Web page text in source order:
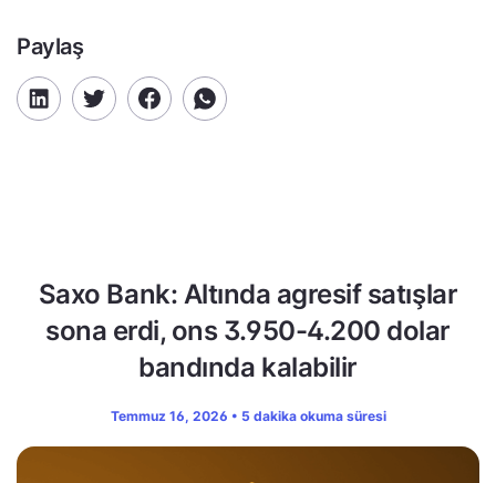
Paylaş
Saxo Bank: Altında agresif satışlar
sona erdi, ons 3.950-4.200 dolar
bandında kalabilir
Temmuz 16, 2026 • 5 dakika okuma süresi